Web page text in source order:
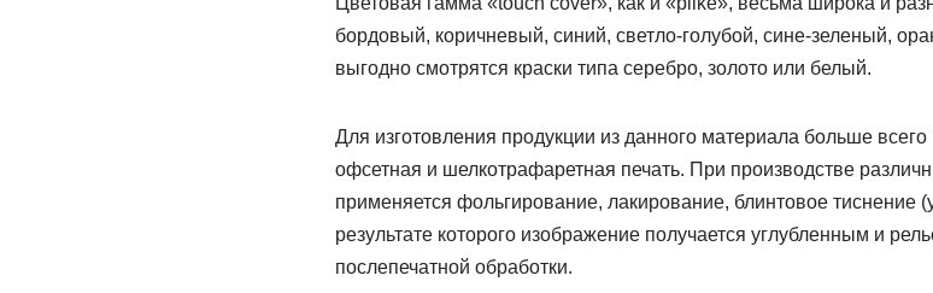
бордовый, коричневый, синий, светло-голубой, сине-зеленый,
выгодно смотрятся краски типа серебро, золото или белый.
Для изготовления продукции из данного материала больше всего
офсетная и шелкотрафаретная печать. При производстве
применяется фольгирование, лакирование, блинтовое тиснение
результате которого изображение получается углубленным и
послепечатной обработки.